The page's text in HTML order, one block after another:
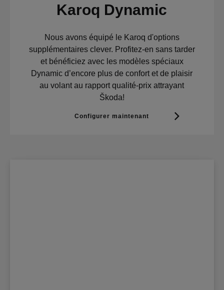
Karoq Dynamic
Nous avons équipé le Karoq d'options
supplémentaires clever. Profitez-en sans tarder
et bénéficiez avec les modèles spéciaux
Dynamic d’encore plus de confort et de plaisir
au volant au rapport qualité-prix attrayant
Škoda!
Configurer maintenant